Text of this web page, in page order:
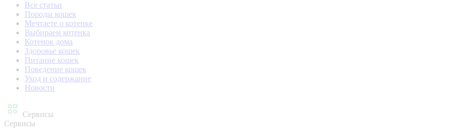
Все статьи
Породы кошек
Мечтаете о котенке
Выбираем котенка
Котенок дома
Здоровье кошек
Питание кошек
Поведение кошек
Уход и содержание
Новости
Сервисы
Сервисы